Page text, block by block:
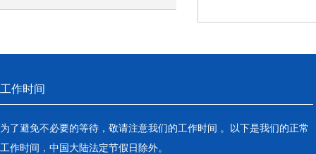
工作时间
为了避免不必要的等待，敬请注意我们的工作时间 。以下是我们的正常
工作时间，中国大陆法定节假日除外。